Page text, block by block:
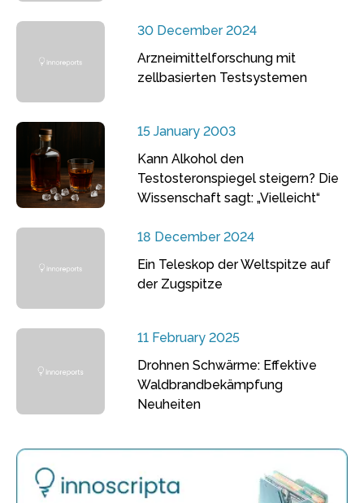
30 December 2024
Arzneimittelforschung mit
zellbasierten Testsystemen
15 January 2003
Kann Alkohol den
Testosteronspiegel steigern? Die
Wissenschaft sagt: „Vielleicht“
18 December 2024
Ein Teleskop der Weltspitze auf
der Zugspitze
11 February 2025
Drohnen Schwärme: Effektive
Waldbrandbekämpfung
Neuheiten